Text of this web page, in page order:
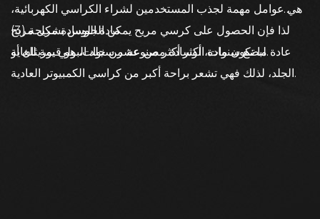
هي عوامل مهمة لجذب المستخدمين لشراء الكراسي الكهربائية،
لذا فإن الحصول على كرسي مريح يمكن الجلوس بشكل مريح
لبضع سنوات، أكثر أكثر من عشر سنوات، هو قيمة للغاية.
(3) مادة الوسادة مريحة
عادة ما تكون مادة الوسادة مصنوعة من جلد البولي يوريثان أو
الجلد، لذلك فهي تشعر براحة أكبر من كراسي الكمبيوتر العادية.